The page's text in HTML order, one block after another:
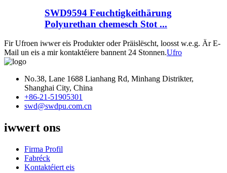
SWD9594 Feuchtigkeithärung
Polyurethan chemesch Stot ...
Fir Ufroen iwwer eis Produkter oder Präislëscht, loosst w.e.g. Är E-
Mail un eis a mir kontaktéiere bannent 24 Stonnen.Ufro
No.38, Lane 1688 Lianhang Rd, Minhang Distrikter,
Shanghai City, China
+86-21-51905301
swd@swdpu.com.cn
iwwert ons
Firma Profil
Fabréck
Kontaktéiert eis